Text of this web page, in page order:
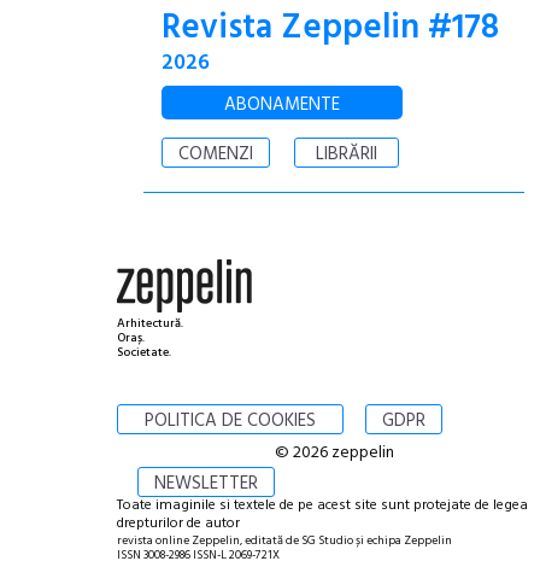
Revista Zeppelin #178
2026
ABONAMENTE
COMENZI
LIBRĂRII
Arhitectură.
Oraș.
Societate.
POLITICA DE COOKIES GDPR
NEWSLETTER
© 2026 zeppelin
Toate imaginile si textele de pe acest site sunt protejate de legea
drepturilor de autor
revista online Zeppelin, editată de SG Studio și echipa Zeppelin
ISSN 3008-2986 ISSN-L 2069-721X